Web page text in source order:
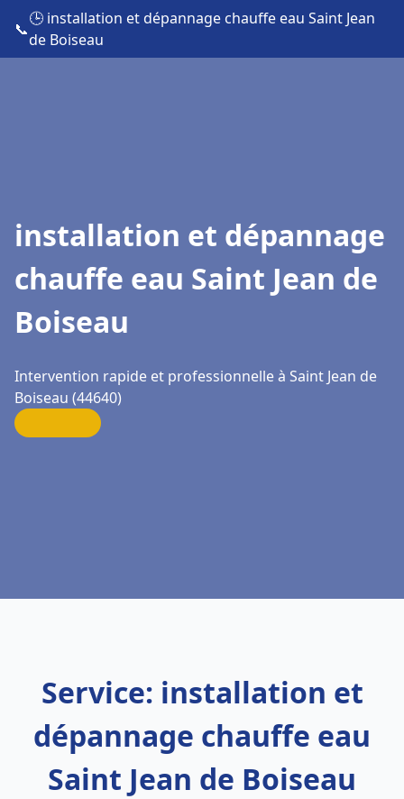
📞
🕒 installation et dépannage chauffe eau Saint Jean
de Boiseau
installation et dépannage
chauffe eau Saint Jean de
Boiseau
Intervention rapide et professionnelle à Saint Jean de
Boiseau (44640)
Service: installation et
dépannage chauffe eau
Saint Jean de Boiseau